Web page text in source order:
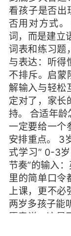
看孩子是否出
否用对方式
词，而是建立
词表和练习题
与表达：听得
不排斥。启蒙
解输入与轻松
定对了，家长
持。 合适年龄
一定要给一个
安排重点。 3
式学习” 0-3
节奏”的输入
里的简单口令
上课，更不必
两岁多孩子能
愿意说，这是
简单：每天